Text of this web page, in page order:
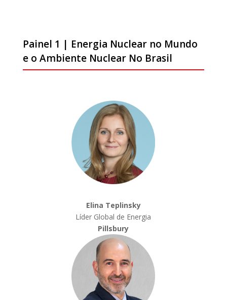
Painel 1 | Energia Nuclear no Mundo
e o Ambiente Nuclear No Brasil
Elina Teplinsky
Líder Global de Energia
Pillsbury